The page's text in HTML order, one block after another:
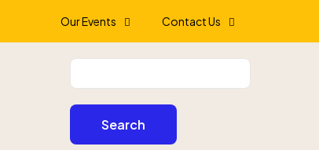
Our Events Contact Us